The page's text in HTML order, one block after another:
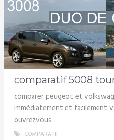
comparatif 5008
comparer peugeot et
immédiatement et facilement
ouvrezvous …
COMPARATIF